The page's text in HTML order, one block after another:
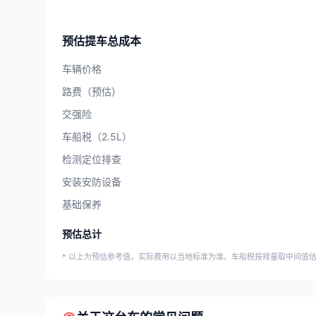
预估提车总成本
车辆价格
路费（预估）
交强险
车船税（2.5L）
检测定位排查
安装安防设备
基础保养
预估总计
* 以上为预估参考值，实际费用以当地标准为准。车船税按排量取中间值